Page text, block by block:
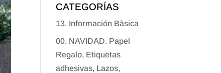
CATEGORÍAS
13. Información Bàsica
00. NAVIDAD. Papel
Regalo, Etiquetas
adhesivas, Lazos,